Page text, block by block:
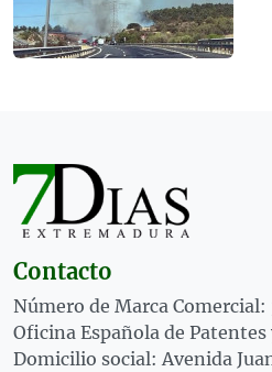
Contacto
Número de Marca
Oficina Española de Patentes
Domicilio social: Avenida